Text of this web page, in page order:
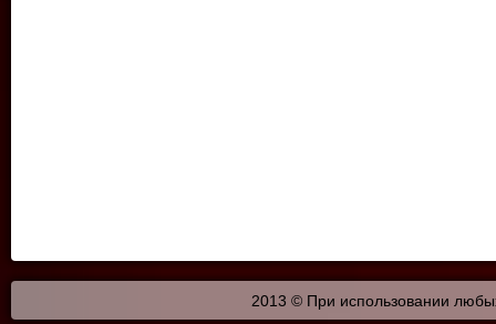
2013 © При использовании